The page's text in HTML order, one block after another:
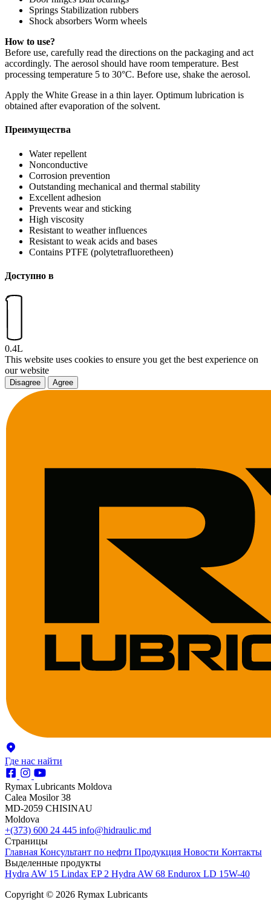
Springs Stabilization rubbers
Shock absorbers Worm wheels
How to use?
Before use, carefully read the directions on the packaging and act
accordingly. The aerosol should have room temperature. Best
processing temperature 5 to 30°C. Before use, shake the aerosol.
Apply the White Grease in a thin layer. Optimum lubrication is
obtained after evaporation of the solvent.
Преимущества
Water repellent
Nonconductive
Corrosion prevention
Outstanding mechanical and thermal stability
Excellent adhesion
Prevents wear and sticking
High viscosity
Resistant to weather influences
Resistant to weak acids and bases
Contains PTFE (polytetrafluoretheen)
Доступно в
0.4L
This website uses cookies to ensure you get the best experience on
our website
Disagree Agree
Где нас найти
Rymax Lubricants Moldova
Calea Mosilor 38
MD-2059 CHISINAU
Moldova
+(373) 600 24 445 info@hidraulic.md
Страницы
Главная Консультант по нефти Продукция Новости Контакты
Выделенные продукты
Hydra AW 15 Lindax EP 2 Hydra AW 68 Endurox LD 15W-40
Copyright © 2026 Rymax Lubricants